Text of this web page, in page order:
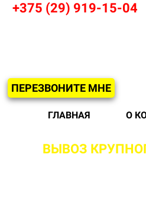
+375 (29) 919-15-04
ПЕРЕЗВОНИТЕ МНЕ
ГЛАВНАЯ О
ВЫВОЗ